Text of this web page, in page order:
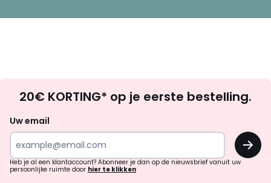
zoek
inspiratie
verrassingen?
20€ KORTING* op je eerste bestelling.
Uw email
OK
Heb je al een klantaccount? Abonneer je dan op de nieuwsbrief vanuit uw
persoonlijke ruimte door hier te klikken